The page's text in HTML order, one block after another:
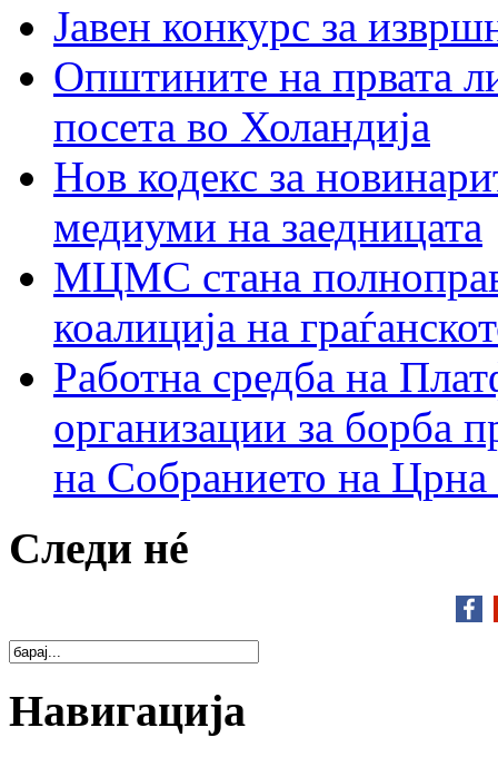
Јавен конкурс за
Општините на првата
посета во Холандија
Нов кодекс за
медиуми на заедницата
МЦМС стана
коалиција на
Работна средба на
организации за борба
на Собранието на Црна
Следи нé
Навигација